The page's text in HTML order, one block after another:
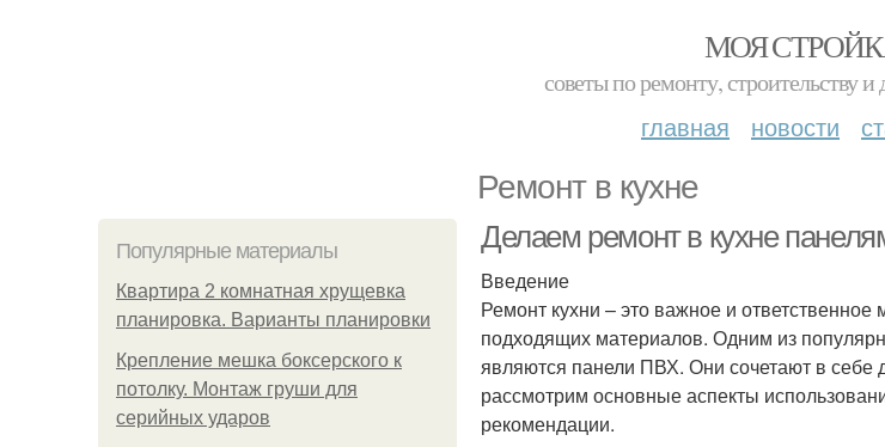
МОЯ
советы по ремонту, строительству и
главная новости
Ремонт в кухне
Популярные материалы
Квартира 2 комнатная хрущевка
планировка. Варианты планировки
Крепление мешка боксерского к
потолку. Монтаж груши для
серийных ударов
Делаем ремонт в кухне
Введение
Ремонт кухни – это важное и
подходящих материалов. Одним из
являются панели ПВХ. Они сочетают в себе
рассмотрим основные аспекты
рекомендации.